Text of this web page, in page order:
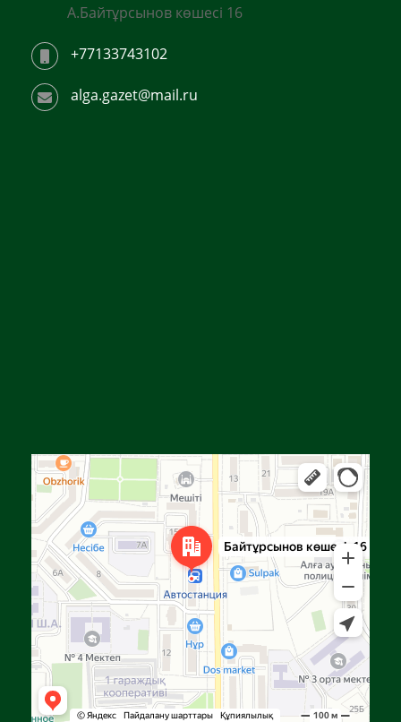
А.Байтұрсынов көшесі 16
+77133743102
alga.gazet@mail.ru
Яндекс Карталар — көлік, навигация, орындарды іздеу